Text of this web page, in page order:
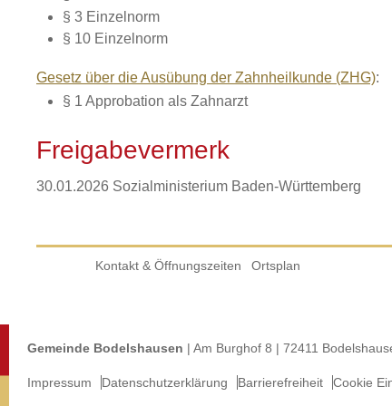
§ 3 Einzelnorm
§ 10 Einzelnorm
Gesetz über die Ausübung der Zahnheilkunde (ZHG):
§ 1 Approbation als Zahnarzt
Freigabevermerk
30.01.2026 Sozialministerium Baden-Württemberg
Kontakt & Öffnungszeiten Ortsplan
Gemeinde Bodelshausen | Am Burghof 8 | 72411
Impressum Datenschutzerklärung Barrierefreiheit
Cookie